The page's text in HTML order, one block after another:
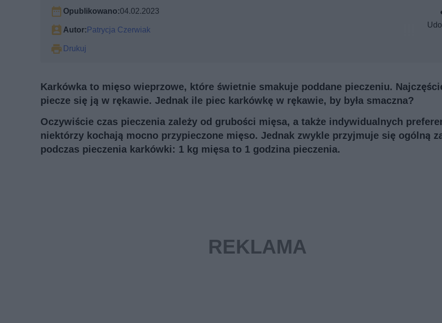
Opublikowano:04.02.2023
Autor:Patrycja Czerwiak
Drukuj
Karkówka to mięso wieprzowe, które świetnie smakuje poddane pieczeniu.
piecze się ją w rękawie. Jednak ile piec karkówkę w rękawie, by była smaczna?
Oczywiście czas pieczenia zależy od grubości mięsa, a także indywidualnych
niektórzy kochają mocno przypieczone mięso. Jednak zwykle przyjmuje się ogólną
podczas pieczenia karkówki: 1 kg mięsa to 1 godzina pieczenia.